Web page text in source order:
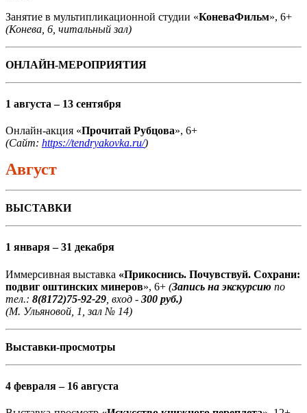
Занятие в мультипликационной студии «КоневаФильм», 6+
(Конева, 6, читальный зал)
ОНЛАЙН-МЕРОПРИЯТИЯ
1 августа – 13 сентября
Онлайн-акция «Прочитай Рубцова», 6+
(Сайт: https://tendryakovka.ru/)
Август
ВЫСТАВКИ
1 января – 31 декабря
Иммерсивная выставка «Прикоснись. Почувствуй. Сохрани:
подвиг оштинских минеров», 6+ (Запись на экскурсию по
тел.: 8(8172)75-92-29 , вход - 300 руб.)
(М. Ульяновой, 1, зал № 14)
Выставки-просмотры
4 февраля – 16 августа